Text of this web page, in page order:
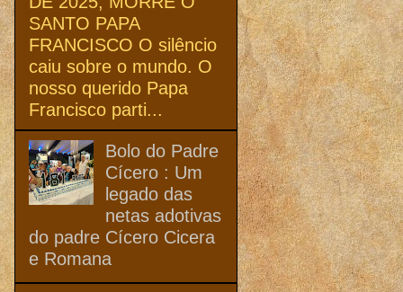
SANTO PAPA
FRANCISCO O silêncio
caiu sobre o mundo. O
nosso querido Papa
Francisco parti...
Bolo do Padre
Cícero : Um
legado das
netas adotivas
do padre Cícero Cicera
e Romana